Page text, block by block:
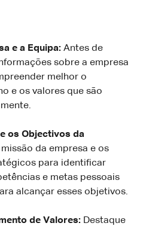
e a Equipa: Antes de
sobre a empresa
melhor o
e os valores que são
os Objectivos da
da empresa e os
para identificar
e metas pessoais
alcançar esses objetivos.
de Valores: Destaque